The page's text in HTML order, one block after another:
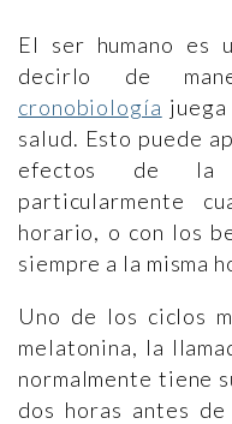
El ser humano es
decirlo de
cronobiología
salud. Esto puede
efectos de la
particularmente
horario, o con los
siempre a la misma
Uno de los ciclos
melatonina, la
normalmente tiene
dos horas antes